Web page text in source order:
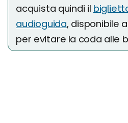
acquista quindi il
audioguida, disponibile
per evitare la coda alle